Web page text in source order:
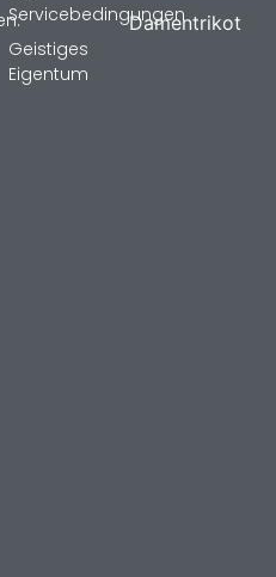
Damentrikot
Servicebedingungen
Geistiges
Eigentum